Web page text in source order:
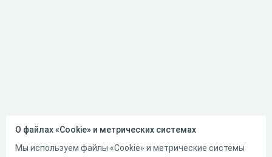
О файлах «Cookie» и метрических системах
Мы используем файлы «Cookie» и метрические системы